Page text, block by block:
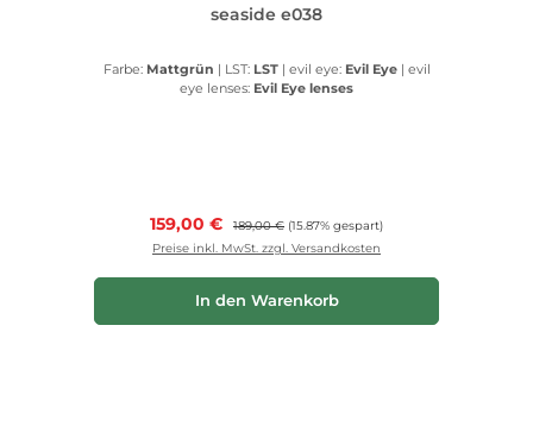
seaside e038
Farbe: Mattgrün | LST: LST | evil eye: Evil Eye |
eye lenses: Evil Eye lenses
Verkaufspreis:
159,00 € Regulärer Preis:
189,00 € (15.87% gespart)
Preise inkl. MwSt. zzgl. Versandkosten
In den Warenkorb